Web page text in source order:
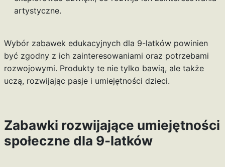
artystyczne.
Wybór zabawek edukacyjnych dla 9-latków powinien
być zgodny z ich zainteresowaniami oraz potrzebami
rozwojowymi. Produkty te nie tylko bawią, ale także
uczą, rozwijając pasje i umiejętności dzieci.
Zabawki rozwijające umiejętności
społeczne dla 9-latków